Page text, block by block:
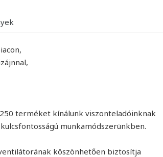
terméket kínálunk viszonteladóinknak
munkamódszerünkben.
köszönhetően biztosítja